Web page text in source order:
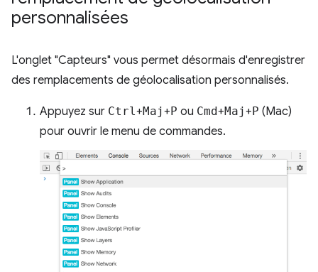
personnalisées
L'onglet "Capteurs" vous permet désormais d'enregistrer
des remplacements de géolocalisation personnalisés.
Appuyez sur Ctrl +Maj+P ou Cmd+Maj+P (Mac)
pour ouvrir le menu de commandes.